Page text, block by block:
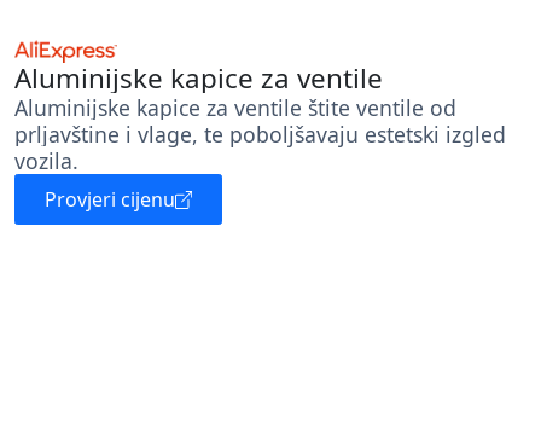
Aluminijske kapice za ventile
Aluminijske kapice za ventile štite ventile od
prljavštine i vlage, te poboljšavaju estetski izgled
vozila.
Provjeri cijenu